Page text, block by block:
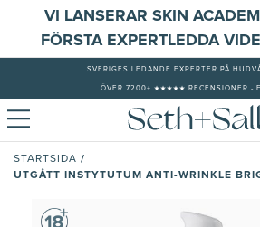
VI LANSERAR SKIN
FÖRSTA EXPERTLEDDA
SVERIGES LEDANDE EXPERTER PÅ
ÖVER 7200+ ★★★★★ RECENSIONER -
STARTSIDA /
UTGÅTT INSTYTUTUM ANTI-WRINKLE